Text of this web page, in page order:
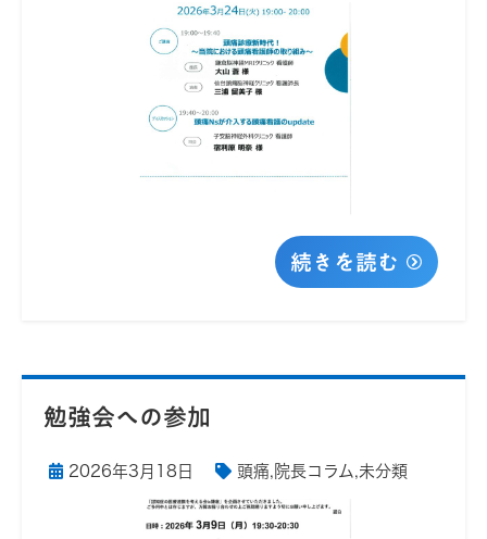
続きを読む
勉強会への参加
2026年3月18日 頭痛, 院長コラム ,未分類